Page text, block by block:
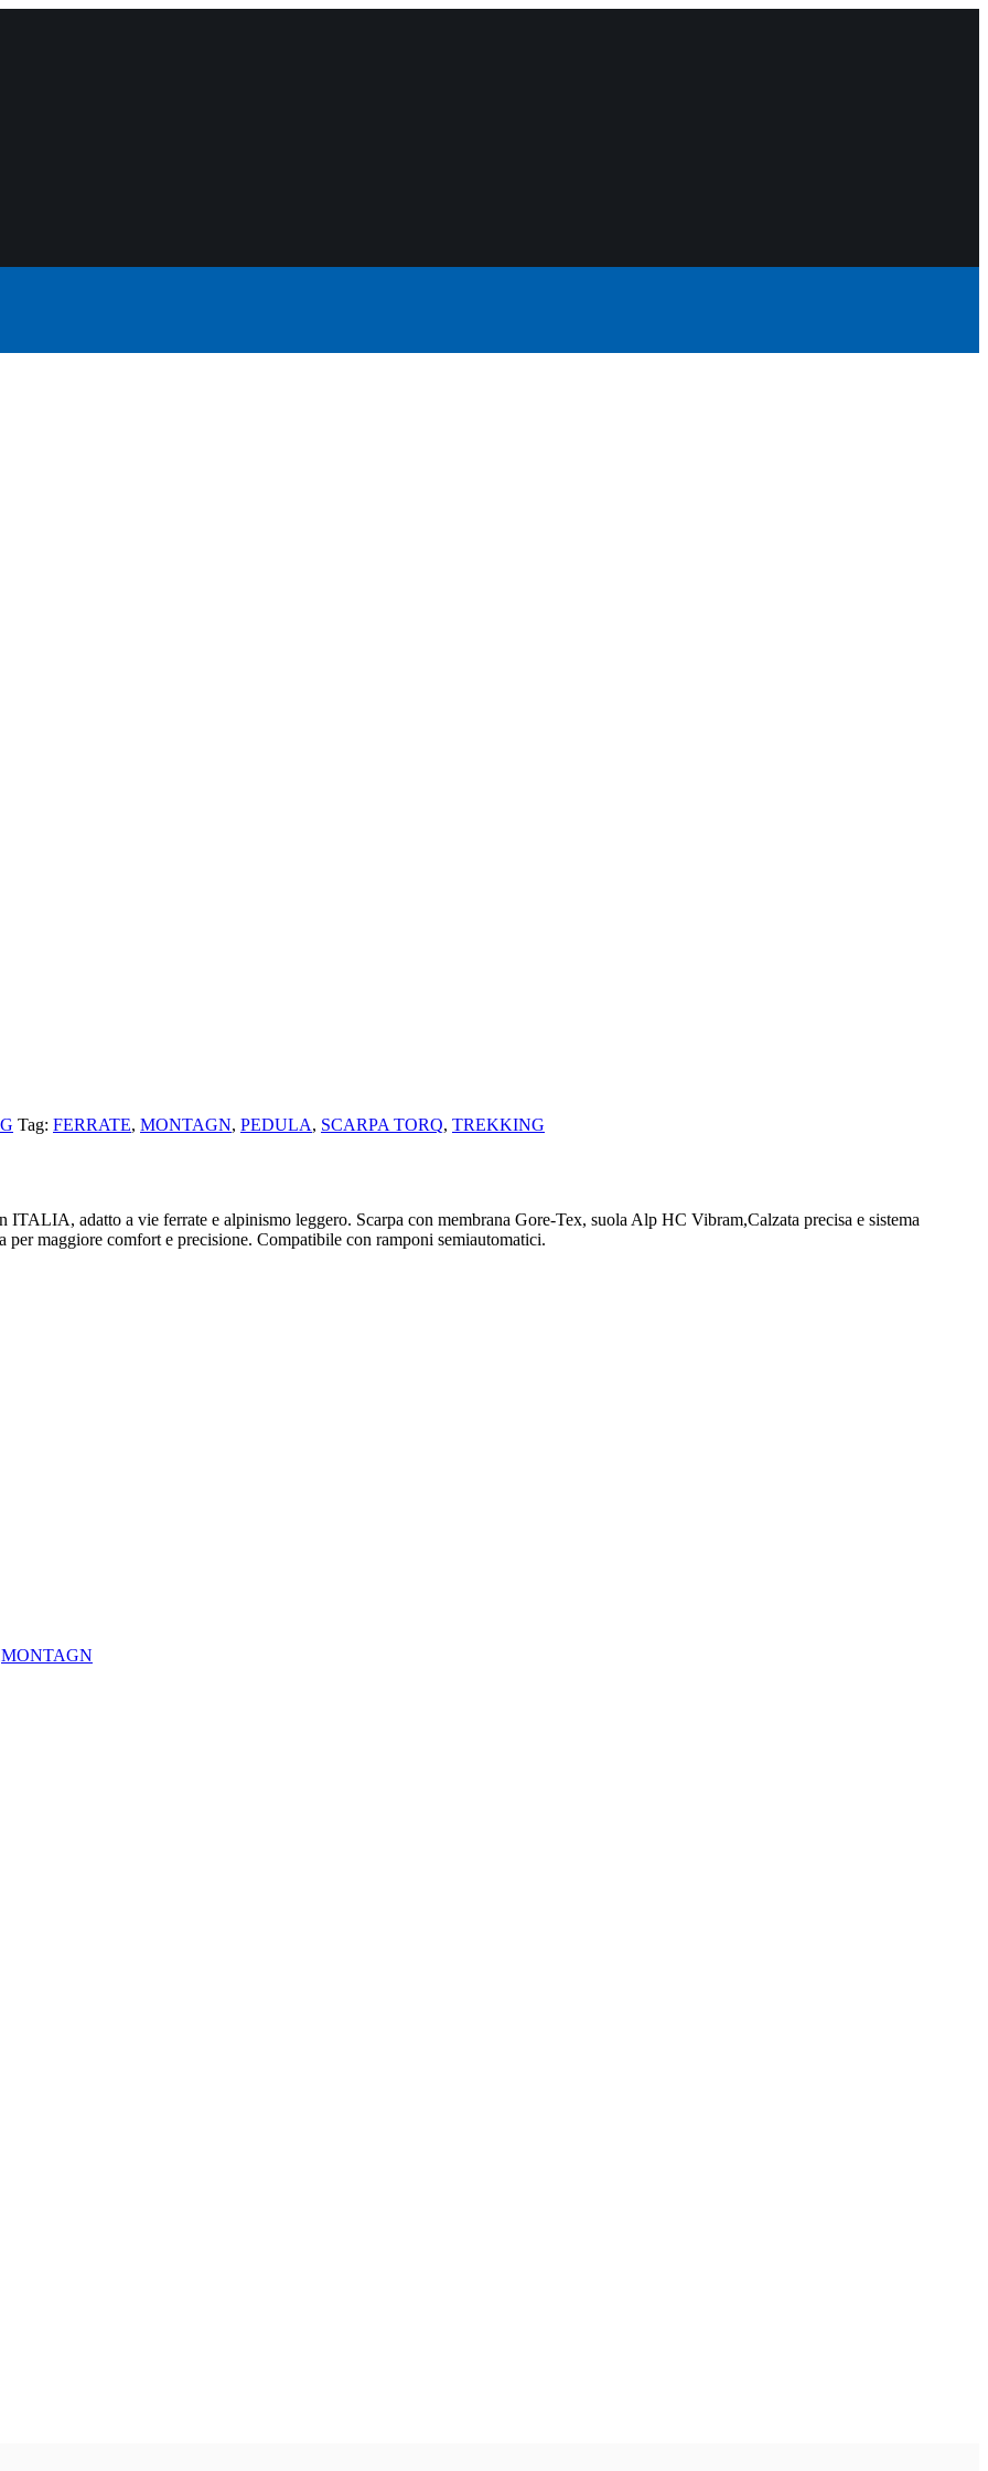
Tag: FERRATE, MONTAGN, PEDULA, SCARPA TORQ, TREKKING
adatto a vie ferrate e alpinismo leggero. Scarpa con membrana Gore-Tex, suola Alp HC Vibram,Calzata precisa e sistema
maggiore comfort e precisione. Compatibile con ramponi semiautomatici.